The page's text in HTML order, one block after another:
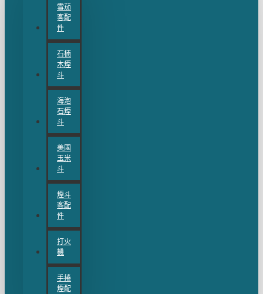
雪茄
客配
件
石楠
木煙
斗
海泡
石煙
斗
美國
玉米
斗
煙斗
客配
件
打火
機
手捲
煙配